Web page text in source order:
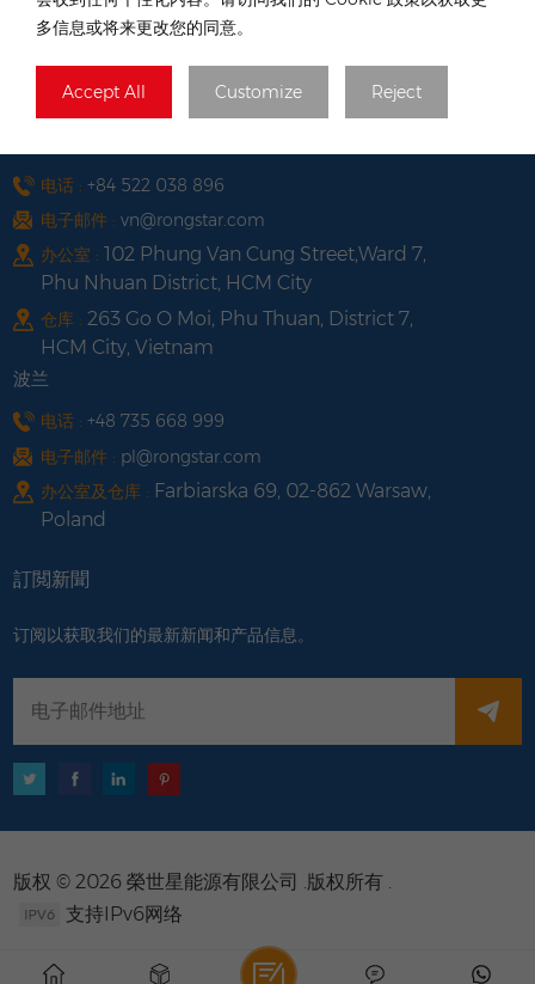
多信息或将来更改您的同意。
Accept All Customize Reject
电话 :+852 54222219
电话 : +84 522 038 896
电子邮件 : vn@rongstar.com
办公室 : 102 Phung Van Cung Street,Ward 7,
Phu Nhuan District, HCM City
仓库 : 263 Go O Moi, Phu Thuan, District 7,
HCM City, Vietnam
波兰
电话 : +48 735 668 999
电子邮件 : pl@rongstar.com
办公室及仓库 : Farbiarska 69, 02-862 Warsaw,
Poland
訂閲新聞
订阅以获取我们的最新新闻和产品信息。
版权 © 2026 榮世星能源有限公司 .版权所有 .
支持IPv6网络